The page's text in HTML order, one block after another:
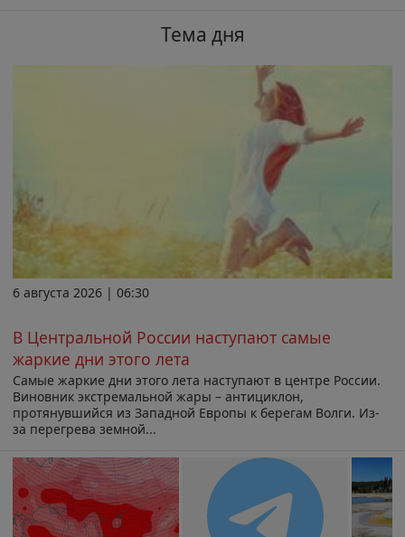
Тема дня
6 августа 2026 | 06:30
В Центральной России наступают самые
жаркие дни этого лета
Самые жаркие дни этого лета наступают в центре России.
Виновник экстремальной жары – антициклон,
протянувшийся из Западной Европы к берегам Волги. Из-
за перегрева земной...